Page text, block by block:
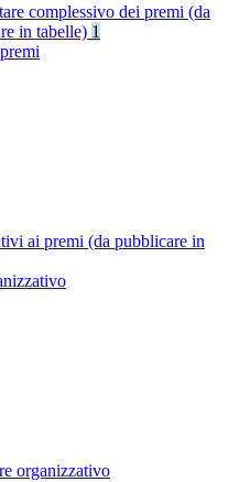
complessivo dei premi (da
in tabelle) 1
ai premi (da pubblicare in
organizzativo